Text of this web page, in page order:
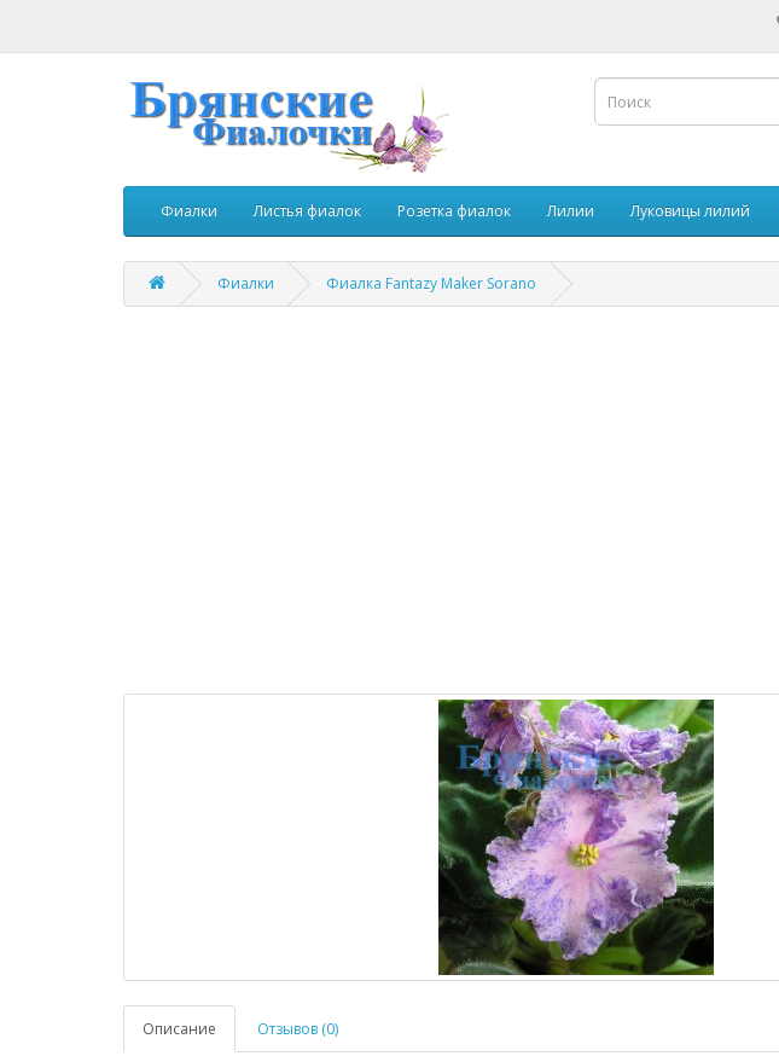
Фиалки Листья фиалок Розетка фиалок Лилии Луковицы лилий
Фиалки Фиалка Fantazy Maker Sorano
Описание Отзывов (0)